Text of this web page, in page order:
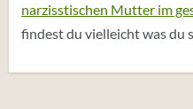
narzisstischen Mutter im
findest du vielleicht was du